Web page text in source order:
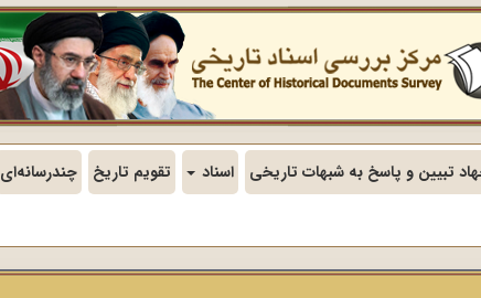
تبیین و پاسخ به شبهات تاریخی اسناد تقویم تاریخ چندرسانه‌ای